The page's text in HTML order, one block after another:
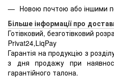
Новою почтою або іншими
Більше інформації про
Готівковий, безготівковий
Privat24,LiqPay
Гарантія на продукцію з
з дня продажу при
гарантійного талона.